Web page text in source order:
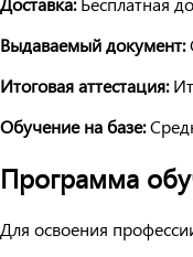
Выдаваемый документ:
Итоговая аттестация:
Обучение на базе:
Программа
Для освоения